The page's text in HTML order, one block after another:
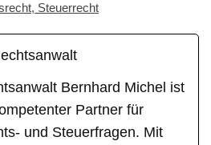
Steuerrecht
Bernhard Michel ist
Partner für
und Steuerfragen. Mit